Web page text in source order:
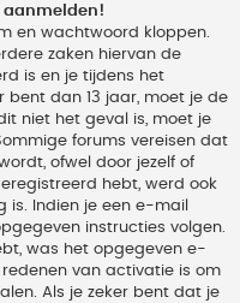
aanmelden!
en wachtwoord kloppen.
zaken hiervan de
is en je tijdens het
dan 13 jaar, moet je de
niet het geval is, moet je
forums vereisen dat
ofwel door jezelf of
hebt, werd ook
is. Indien je een e-mail
instructies volgen.
was het opgegeven e-
van activatie is om
Als je zeker bent dat je